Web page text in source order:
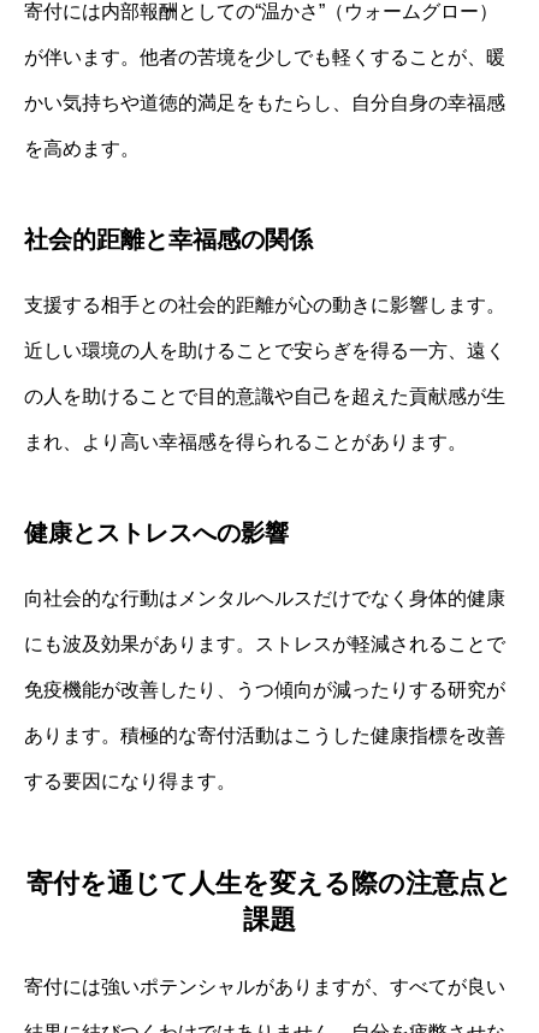
寄付には内部報酬としての“温かさ”（ウォームグロー）
が伴います。他者の苦境を少しでも軽くすることが、暖
かい気持ちや道徳的満足をもたらし、自分自身の幸福感
を高めます。
社会的距離と幸福感の関係
支援する相手との社会的距離が心の動きに影響します。
近しい環境の人を助けることで安らぎを得る一方、遠く
の人を助けることで目的意識や自己を超えた貢献感が生
まれ、より高い幸福感を得られることがあります。
健康とストレスへの影響
向社会的な行動はメンタルヘルスだけでなく身体的健康
にも波及効果があります。ストレスが軽減されることで
免疫機能が改善したり、うつ傾向が減ったりする研究が
あります。積極的な寄付活動はこうした健康指標を改善
する要因になり得ます。
寄付を通じて人生を変える際の注意点と
課題
寄付には強いポテンシャルがありますが、すべてが良い